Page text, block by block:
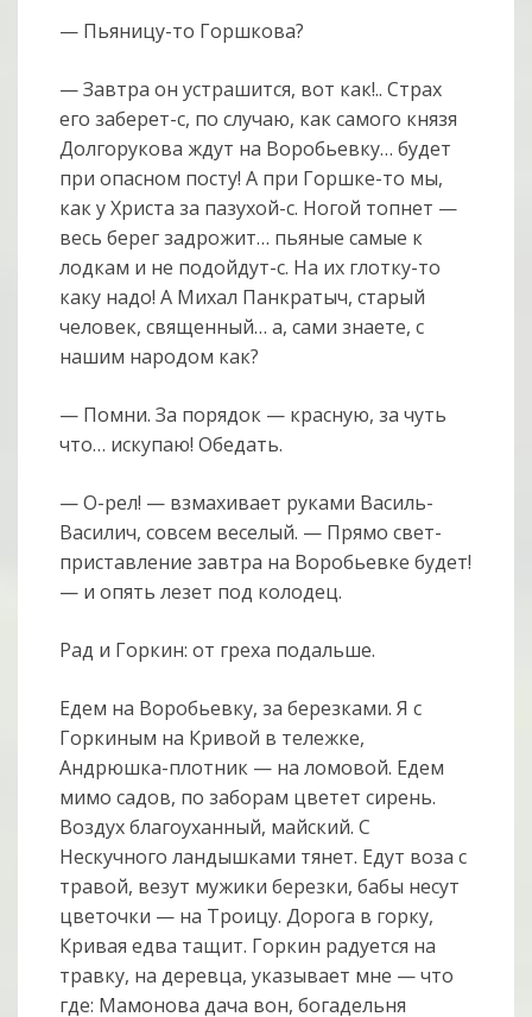
— Пьяницу-то Горшкова?
— Завтра он устрашится, вот как!.. Страх
его заберет-с, по случаю, как самого князя
Долгорукова ждут на Воробьевку… будет
при опасном посту! А при Горшке-то мы,
как у Христа за пазухой-с. Ногой топнет —
весь берег задрожит… пьяные самые к
лодкам и не подойдут-с. На их глотку-то
каку надо! А Михал Панкратыч, старый
человек, священный… а, сами знаете, с
нашим народом как?
— Помни. За порядок — красную, за чуть
что… искупаю! Обедать.
— О-рел! — взмахивает руками Василь-
Василич, совсем веселый. — Прямо свет-
приставление завтра на Воробьевке будет!
— и опять лезет под колодец.
Рад и Горкин: от греха подальше.
Едем на Воробьевку, за березками. Я с
Горкиным на Кривой в тележке,
Андрюшка-плотник — на ломовой. Едем
мимо садов, по заборам цветет сирень.
Воздух благоуханный, майский. С
Нескучного ландышками тянет. Едут воза с
травой, везут мужики березки, бабы несут
цветочки — на Троицу. Дорога в горку,
Кривая едва тащит. Горкин радуется на
травку, на деревца, указывает мне — что
где: Мамонова дача вон, богадельня